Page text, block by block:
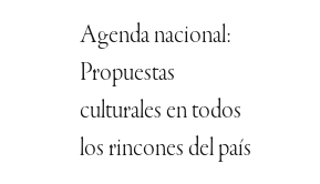
Agenda nacional:
Propuestas
culturales en todos
los rincones del país